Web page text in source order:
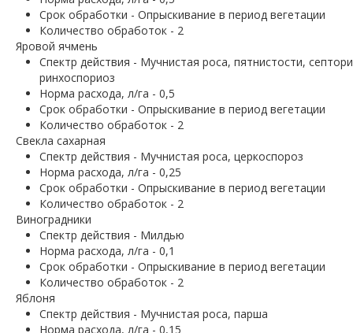
Срок обработки - Опрыскивание в период вегетации
Количество обработок - 2
Яровой ячмень
Спектр действия - Мучнистая роса, пятнистости,
ринхоспориоз
Норма расхода, л/га - 0,5
Срок обработки - Опрыскивание в период вегетации
Количество обработок - 2
Свекла сахарная
Спектр действия - Мучнистая роса, церкоспороз
Норма расхода, л/га - 0,25
Срок обработки - Опрыскивание в период вегетации
Количество обработок - 2
Виноградники
Спектр действия - Милдью
Норма расхода, л/га - 0,1
Срок обработки - Опрыскивание в период вегетации
Количество обработок - 2
Яблоня
Спектр действия - Мучнистая роса, парша
Норма расхода, л/га - 0,15